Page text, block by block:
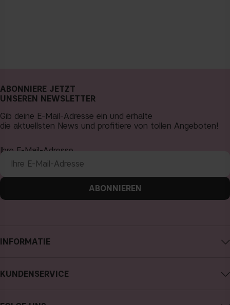
INFORMATIE
Über CAIA Cosmetics
KUNDENSERVICE
ABONNIERE JETZT
UNSEREN NEWSLETTER
Gib deine E-Mail-Adresse ein und erhalte
die aktuellsten News und profitiere von tollen Angeboten!
Ihre E-Mail-Adresse
ABONNIEREN